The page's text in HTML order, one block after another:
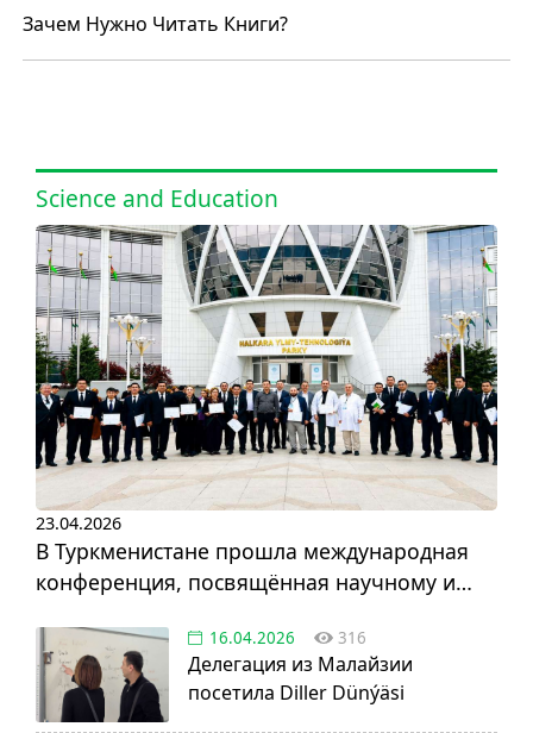
Зачем Нужно Читать Книги?
Science and Education
23.04.2026
В Туркменистане прошла международная
конференция, посвящённая научному и
16.04.2026 316
Делегация из Малайзии
посетила Diller Dünýäsi